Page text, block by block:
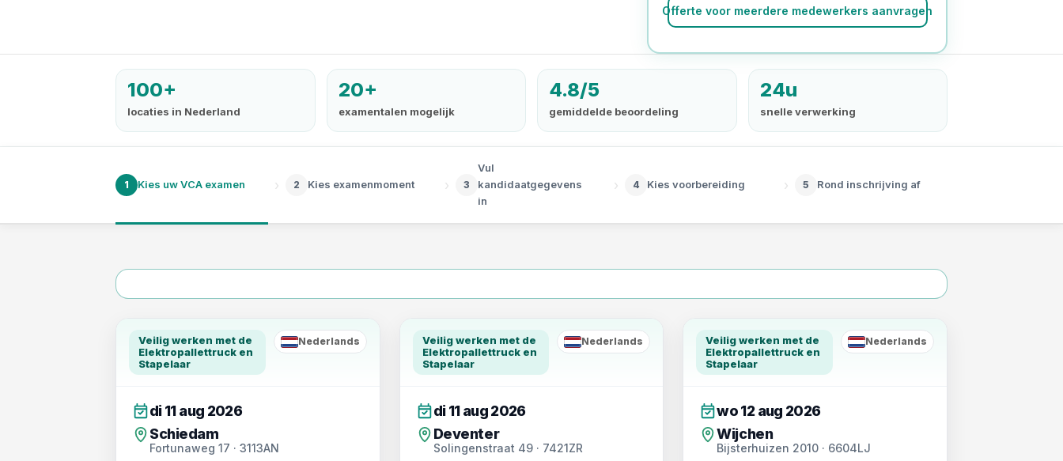
Offerte voor meerdere medewerkers aanvragen
100+
locaties in Nederland
20+
examentalen mogelijk
4.8/5
gemiddelde beoordeling
24u
snelle verwerking
1 Kies uw VCA examen › 2 Kies examenmoment › 3
Vul
kandidaatgegevens
in
› 4 Kies voorbereiding › 5 Rond inschrijving af
Veilig werken met de
Elektropallettruck en
Stapelaar
NL
Nederlands
di 11 aug 2026
Schiedam
Fortunaweg 17 · 3113AN
Veilig werken met de
Elektropallettruck en
Stapelaar
NL
Nederlands
di 11 aug 2026
Deventer
Solingenstraat 49 · 7421ZR
Veilig werken met de
Elektropallettruck en
Stapelaar
NL
Nederlands
wo 12 aug 2026
Wijchen
Bijsterhuizen 2010 · 6604LJ